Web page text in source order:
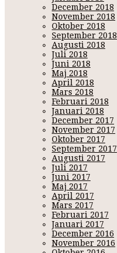
December 2018
November 2018
Oktober 2018
September 2018
Augusti 2018
Juli 2018
Juni 2018
Maj 2018
April 2018
Mars 2018
Februari 2018
Januari 2018
December 2017
November 2017
Oktober 2017
September 2017
Augusti 2017
Juli 2017
Juni 2017
Maj 2017
April 2017
Mars 2017
Februari 2017
Januari 2017
December 2016
November 2016